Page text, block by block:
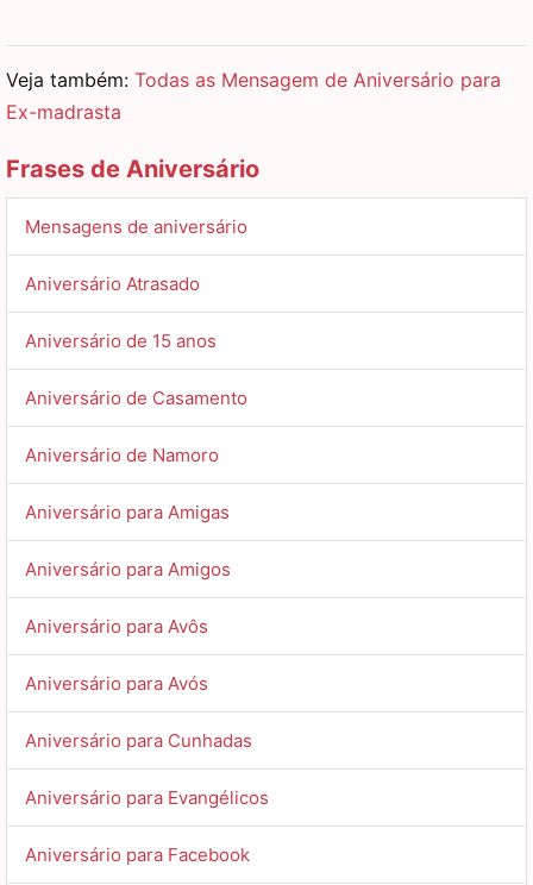
Veja também: Todas as Mensagem de Aniversário para
Ex-madrasta
Frases de Aniversário
Mensagens de aniversário
Aniversário Atrasado
Aniversário de 15 anos
Aniversário de Casamento
Aniversário de Namoro
Aniversário para Amigas
Aniversário para Amigos
Aniversário para Avôs
Aniversário para Avós
Aniversário para Cunhadas
Aniversário para Evangélicos
Aniversário para Facebook